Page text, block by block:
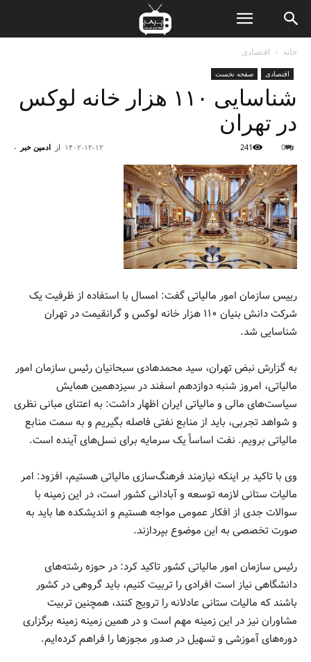
خانه اقتصادی
اقتصادی صفحه نخست
شناسایی ۱۱۰ هزار خانه لوکس
در تهران
از ادمین خبر - ۱۴۰۲-۱۲-۱۲ 0
241
رییس سازمان امور مالیاتی گفت: امسال با استفاده از ظرفیت یک
شرکت دانش بنیان ۱۱۰ هزار خانه لوکس و گرانقیمت در تهران
شناسایی شد.
به گزارش نبض تهران، سید محمدهادی سبحانیان رئیس سازمان امور
مالیاتی، امروز شنبه دوازدهم اسفند در سیزدهمین همایش
سیاست‌های مالی و مالیاتی ایران اظهار داشت: به اعتنای مبانی نظری
و شواهد تجربی، باید از منابع نفتی فاصله بگیریم و به سمت منابع
مالیاتی برویم. نفت اساساً یک سرمایه برای نسل‌های آینده است.
وی با تاکید بر اینکه نیازمند فرهنگ‌سازی مالیاتی هستیم، افزود: امر
مالیات ستانی لازمه توسعه و آبادانی کشور است، در این زمینه با
سوالات جدی از افکار عمومی مواجه هستیم و اندیشکده ها باید به
صورت تخصصی به این موضوع بپردازند.
رئیس سازمان امور مالیاتی کشور تاکید کرد: در حوزه رشته‌های
دانشگاهی نیاز است افرادی را تربیت کنیم، باید گروهی در کشور
باشند که مالیات ستانی عادلانه را ترویج کنند، همچنین تربیت
مشاوران نیز در این زمینه مهم است و در همین زمینه زمینه برگزاری
دوره‌های آموزشی و تسهیل در صدور مجوزها را فراهم کرده‌ایم.